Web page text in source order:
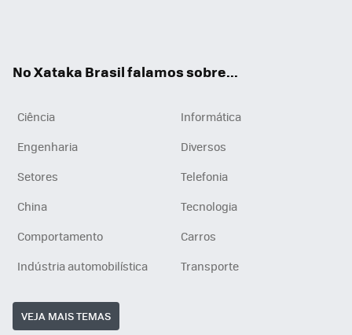
No Xataka Brasil falamos sobre...
Ciência
Informática
Engenharia
Diversos
Setores
Telefonia
China
Tecnologia
Comportamento
Carros
Indústria automobilística
Transporte
VEJA MAIS TEMAS